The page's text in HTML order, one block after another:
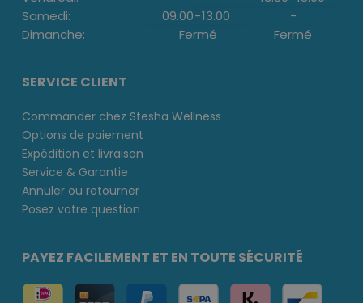
Samedi:
09.00-13.00
-
Dimanche:
Fermé Fermé
SERVICE CLIENT
Commander chez Stesha Wellness
Options de paiement
Expédition et livraison
Service & Garantie
Annuler ou retourner
Posez votre question
PAYEZ FACILEMENT ET EN TOUTE SÉCURITÉ